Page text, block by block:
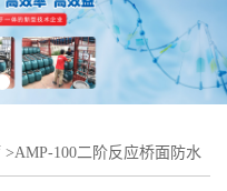
>AMP-100二阶反应桥面防水